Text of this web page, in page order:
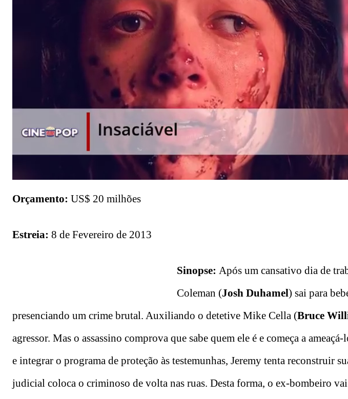
Orçamento: US$ 20 milhões
Estreia: 8 de Fevereiro de 2013
Sinopse: Após um cansativo dia de
Coleman (Josh Duhamel) sai para
presenciando um crime brutal. Auxiliando o detetive Mike Cella (Bruce
agressor. Mas o assassino comprova que sabe quem ele é e começa a
e integrar o programa de proteção às testemunhas, Jeremy tenta reconstruir
judicial coloca o criminoso de volta nas ruas. Desta forma, o ex-bombeiro